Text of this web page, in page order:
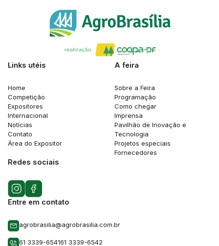
Links utéis
Home
Competição
Expositores
Internacional
Notícias
Contato
Área do Expositor
A feira
Sobre a Feira
Programação
Como chegar
Imprensa
Pavilhão de Inovação e
Tecnologia
Projetos especiais
Fornecedores
Redes sociais
Entre em contato
agrobrasilia@agrobrasilia.com.br
61 3339-654161 3339-6542